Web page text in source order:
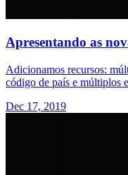
Apresentando as
Adicionamos recursos:
código de país e múltiplos
Dec 17, 2019